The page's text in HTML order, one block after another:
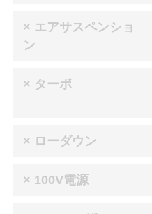
× エアサスペンショ
ン
× ターボ
× ローダウン
× 100V電源